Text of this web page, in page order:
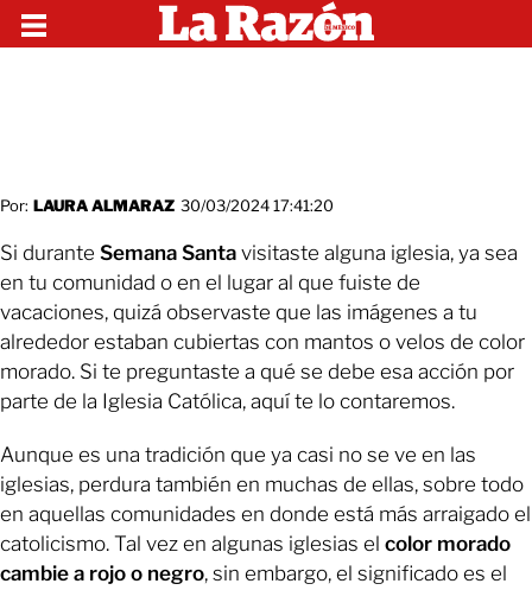
Por: LAURA ALMARAZ 30/03/2024 17:41:20
Si durante Semana Santa visitaste alguna iglesia, ya sea
en tu comunidad o en el lugar al que fuiste de
vacaciones, quizá observaste que las imágenes a tu
alrededor estaban cubiertas con mantos o velos de color
morado. Si te preguntaste a qué se debe esa acción por
parte de la Iglesia Católica, aquí te lo contaremos.
Aunque es una tradición que ya casi no se ve en las
iglesias, perdura también en muchas de ellas, sobre todo
en aquellas comunidades en donde está más arraigado el
catolicismo. Tal vez en algunas iglesias el color morado
cambie a rojo o negro, sin embargo, el significado es el